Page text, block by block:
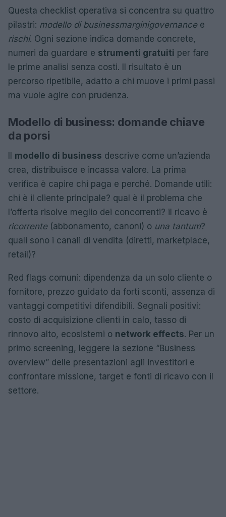
Questa checklist operativa si concentra su quattro
pilastri: modello di businessmarginigovernancee
rischi. Ogni sezione indica domande concrete,
numeri da guardare e strumenti gratuiti per fare
le prime analisi senza costi. Il risultato è un
percorso ripetibile, adatto a chi muove i primi passi
ma vuole agire con prudenza.
Modello di business: domande chiave
da porsi
modello di business descrive come un’azienda
crea, distribuisce e incassa valore. La prima
verifica è capire chi paga e perché. Domande utili:
chi è il cliente principale? qual è il problema che
l’offerta risolve meglio dei concorrenti? il ricavo è
ricorrente(abbonamento, canoni) o una tantum?
quali sono i canali di vendita (diretti, marketplace,
retail)?
Red flags comuni: dipendenza da un solo cliente o
fornitore, prezzo guidato da forti sconti, assenza di
vantaggi competitivi difendibili. Segnali positivi:
costo di acquisizione clienti in calo, tasso di
rinnovo alto, ecosistemi o network effects. Per un
primo screening, leggere la sezione “Business
overview” delle presentazioni agli investitori e
confrontare missione, target e fonti di ricavo con il
settore.